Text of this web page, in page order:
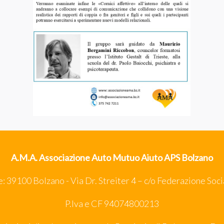
A.M.A. Associazione Auto Mutuo Aiuto APS Bolzano
39100 Bolzano - Via Dr. Streiter 4 – c/o Federazione
P.Iva e CF 94074800213